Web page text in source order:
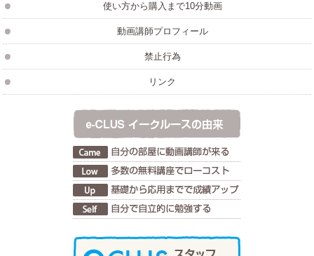
使い方から購入まで10分動画
動画講師プロフィール
禁止行為
リンク